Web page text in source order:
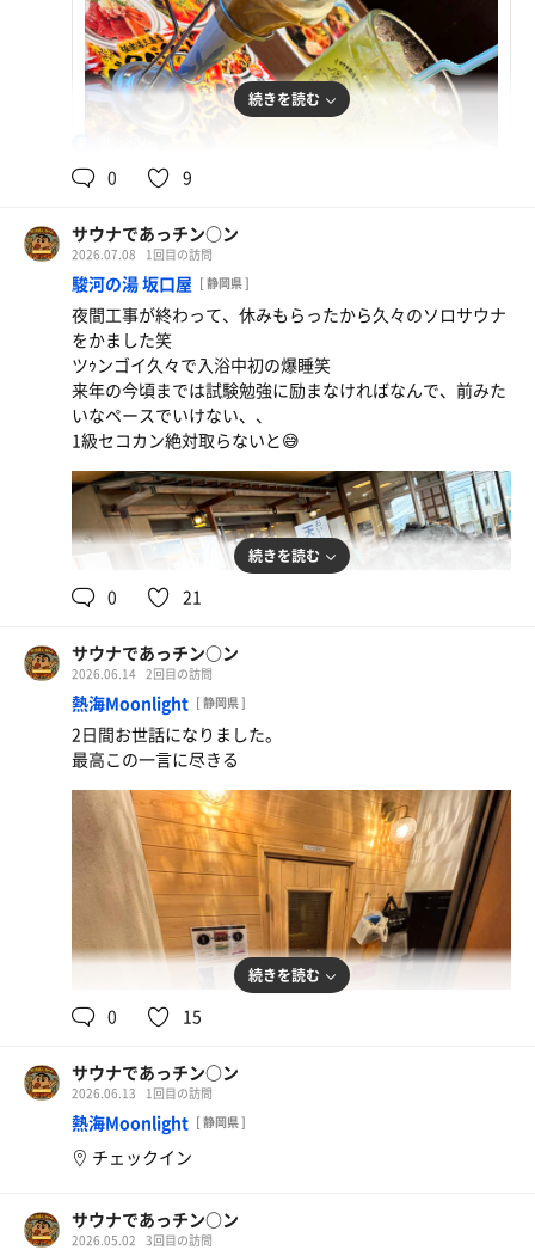
しるか
続きを読む
0 9
サウナであっチン○ン
2026.07.08 1回目の訪問
駿河の湯 坂口屋 [ 静岡県 ]
夜間工事が終わって、休みもらったから久々のソロサウナ
をかました笑
ツｩンゴイ久々で入浴中初の爆睡笑
来年の今頃までは試験勉強に励まなければなんで、前みた
いなペースでいけない、、
1級セコカン絶対取らないと😅
続きを読む
0 21
サウナであっチン○ン
2026.06.14 2回目の訪問
熱海Moonlight [ 静岡県 ]
2日間お世話になりました。
最高この一言に尽きる
続きを読む
0 15
サウナであっチン○ン
2026.06.13 1回目の訪問
熱海Moonlight [ 静岡県 ]
チェックイン
サウナであっチン○ン
2026.05.02 3回目の訪問